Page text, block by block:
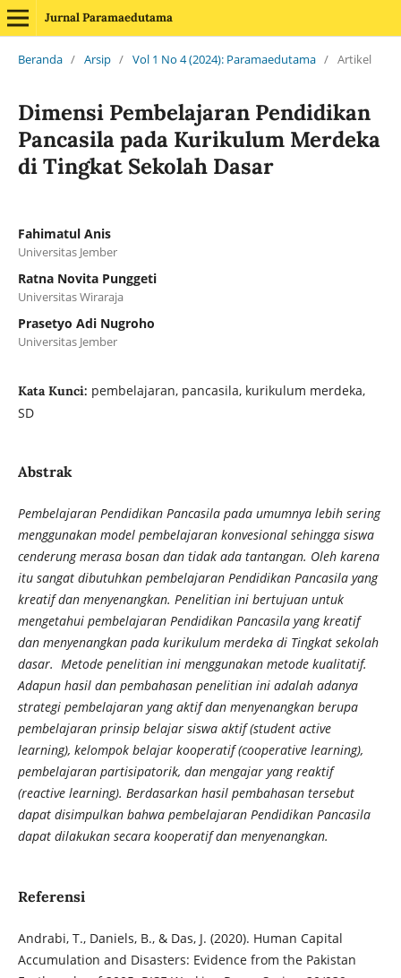
Jurnal Paramaedutama
Beranda / Arsip / Vol 1 No 4 (2024): Paramaedutama / Artikel
Dimensi Pembelajaran Pendidikan
Pancasila pada Kurikulum Merdeka
di Tingkat Sekolah Dasar
Fahimatul Anis
Universitas Jember
Ratna Novita Punggeti
Universitas Wiraraja
Prasetyo Adi Nugroho
Universitas Jember
Kata Kunci: pembelajaran, pancasila, kurikulum merdeka,
SD
Abstrak
Pembelajaran Pendidikan Pancasila pada umumnya lebih sering
menggunakan model pembelajaran konvesional sehingga siswa
cenderung merasa bosan dan tidak ada tantangan. Oleh karena
itu sangat dibutuhkan pembelajaran Pendidikan Pancasila yang
kreatif dan menyenangkan. Penelitian ini bertujuan untuk
mengetahui pembelajaran Pendidikan Pancasila yang kreatif
dan menyenangkan pada kurikulum merdeka di Tingkat sekolah
dasar. Metode penelitian ini menggunakan metode kualitatif.
Adapun hasil dan pembahasan penelitian ini adalah adanya
strategi pembelajaran yang aktif dan menyenangkan berupa
pembelajaran prinsip belajar siswa aktif (student active
learning), kelompok belajar kooperatif (cooperative learning),
pembelajaran partisipatorik, dan mengajar yang reaktif
(reactive learning). Berdasarkan hasil pembahasan tersebut
dapat disimpulkan bahwa pembelajaran Pendidikan Pancasila
dapat dilakukan secara kooperatif dan menyenangkan.
Referensi
Andrabi, T., Daniels, B., & Das, J. (2020). Human Capital
Accumulation and Disasters: Evidence from the Pakistan